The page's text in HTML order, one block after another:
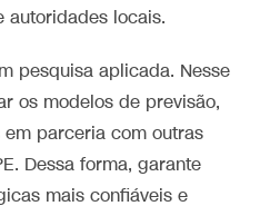
autoridades locais.
pesquisa aplicada. Nesse
os modelos de previsão,
parceria com outras
Dessa forma, garante
mais confiáveis e